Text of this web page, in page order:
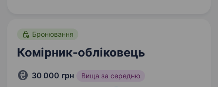
Бронювання
Комірник-обліковець
30 000 грн Вища за середню